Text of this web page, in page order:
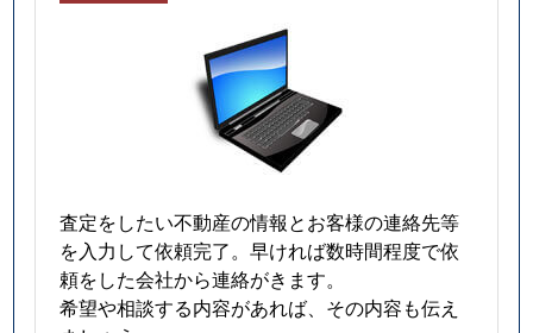
査定をしたい不動産の情報とお客様の連絡先等
を入力して依頼完了。早ければ数時間程度で依
頼をした会社から連絡がきます。
希望や相談する内容があれば、その内容も伝え